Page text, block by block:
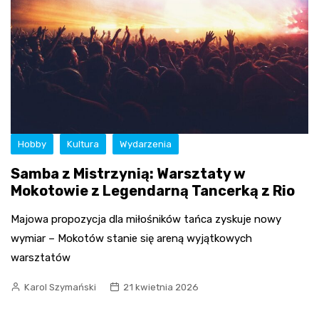
Hobby Kultura Wydarzenia
Samba z Mistrzynią: Warsztaty w
Mokotowie z Legendarną Tancerką z Rio
Majowa propozycja dla miłośników tańca zyskuje nowy
wymiar – Mokotów stanie się areną wyjątkowych
warsztatów
Karol Szymański 21 kwietnia 2026